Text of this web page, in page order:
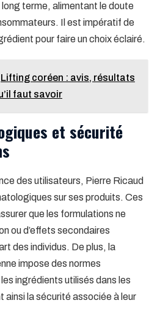
terme, alimentant le doute
Il est impératif de
pour faire un choix éclairé.
Lifting coréen : avis, résultats
faut savoir
et sécurité
des utilisateurs, Pierre Ricaud
sur ses produits. Ces
que les formulations ne
ou d’effets secondaires
des individus. De plus, la
impose des normes
ingrédients utilisés dans les
la sécurité associée à leur